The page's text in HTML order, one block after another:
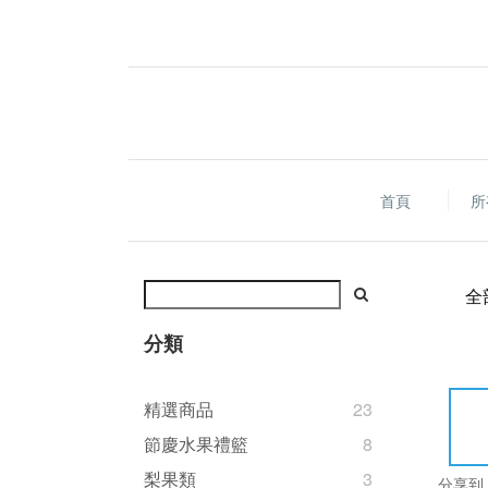
首頁
分類
精選商品
23
節慶水果禮籃
8
梨果類
3
全
分享到